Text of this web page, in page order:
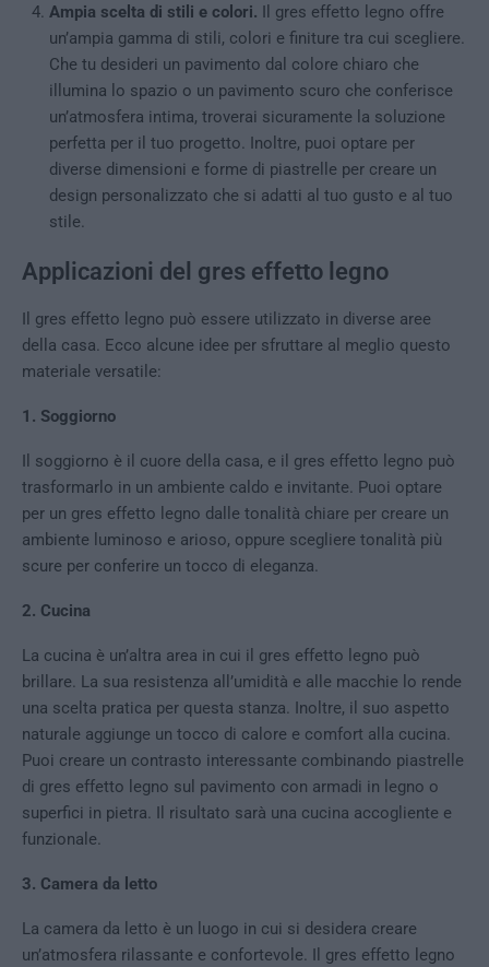
Ampia scelta di stili e colori. Il gres effetto legno offre
un’ampia gamma di stili, colori e finiture tra cui scegliere.
Che tu desideri un pavimento dal colore chiaro che
illumina lo spazio o un pavimento scuro che conferisce
un’atmosfera intima, troverai sicuramente la soluzione
perfetta per il tuo progetto. Inoltre, puoi optare per
diverse dimensioni e forme di piastrelle per creare un
design personalizzato che si adatti al tuo gusto e al tuo
stile.
Applicazioni del gres effetto legno
Il gres effetto legno può essere utilizzato in diverse aree
della casa. Ecco alcune idee per sfruttare al meglio questo
materiale versatile:
1. Soggiorno
Il soggiorno è il cuore della casa, e il gres effetto legno può
trasformarlo in un ambiente caldo e invitante. Puoi optare
per un gres effetto legno dalle tonalità chiare per creare un
ambiente luminoso e arioso, oppure scegliere tonalità più
scure per conferire un tocco di eleganza.
2. Cucina
La cucina è un’altra area in cui il gres effetto legno può
brillare. La sua resistenza all’umidità e alle macchie lo rende
una scelta pratica per questa stanza. Inoltre, il suo aspetto
naturale aggiunge un tocco di calore e comfort alla cucina.
Puoi creare un contrasto interessante combinando piastrelle
di gres effetto legno sul pavimento con armadi in legno o
superfici in pietra. Il risultato sarà una cucina accogliente e
funzionale.
3. Camera da letto
La camera da letto è un luogo in cui si desidera creare
un’atmosfera rilassante e confortevole. Il gres effetto legno